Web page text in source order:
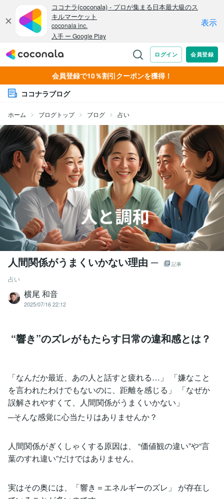
会員登録で10％割引クーポンを獲得！
ココナラブログ
ホーム ブログトップ ブログ 占い
人間関係がうまくいかない理由 ─ 記事
占い
横尾 和音
2025/07/16 22:12
“響き”のズレがもたらす日常の違和感とは？
「なんだか最近、あの人と話すと疲れる…」 「嫌なこと
を言われたわけでもないのに、距離を感じる」 「なぜか
誤解されやすくて、人間関係がうまくいかない」
─そんな感覚に心当たりはありませんか？
人間関係がぎくしゃくする原因は、 “価値観の違い”や“言
葉のすれ違い”だけではありません。
実はその奥には、「響き＝エネルギーのズレ」 が存在し